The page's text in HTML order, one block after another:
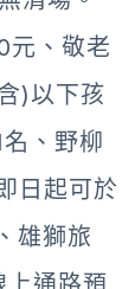
元、敬老
)以下孩
、野柳
日起可於
雄獅旅